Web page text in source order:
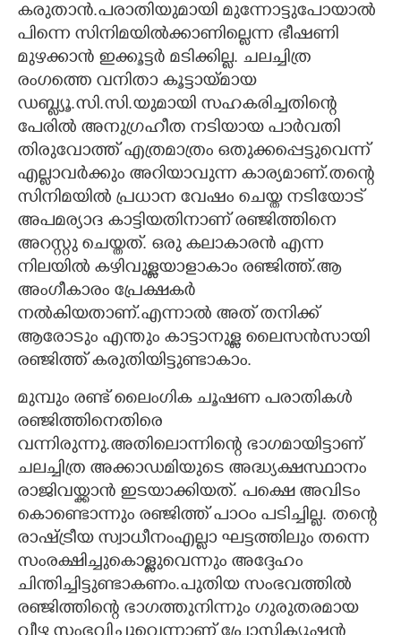
കരുതാൻ.പരാതിയുമായി മുന്നോട്ടുപോയാൽ
പിന്നെ സിനിമയിൽക്കാണില്ലെന്ന ഭീഷണി
മുഴക്കാൻ ഇക്കൂട്ടർ മടിക്കില്ല. ചലച്ചിത്ര
രംഗത്തെ വനിതാ കൂട്ടായ്മായ
ഡബ്ള്യൂ.സി.സി.യുമായി സഹകരിച്ചതിന്റെ
പേരിൽ അനുഗ്രഹീത നടിയായ പാർവതി
തിരുവോത്ത് എത്രമാത്രം ഒതുക്കപ്പെട്ടുവെന്ന്
എല്ലാവർക്കും അറിയാവുന്ന കാര്യമാണ്.തന്റെ
സിനിമയിൽ പ്രധാന വേഷം ചെയ്ത നടിയോട്
അപമര്യാദ കാട്ടിയതിനാണ് രഞ്ജിത്തിനെ
അറസ്റ്റു ചെയ്തത്. ഒരു കലാകാരൻ എന്ന
നിലയിൽ കഴിവുള്ളയാളാകാം രഞ്ജിത്ത്.ആ
അംഗീകാരം പ്രേക്ഷകർ
നൽകിയതാണ്.എന്നാൽ അത് തനിക്ക്
ആരോടും എന്തും കാട്ടാനുള്ള ലൈസൻസായി
രഞ്ജിത്ത് കരുതിയിട്ടുണ്ടാകാം.
മുമ്പും രണ്ട് ലൈംഗിക ചൂഷണ പരാതികൾ
രഞ്ജിത്തിനെതിരെ
വന്നിരുന്നു.അതിലൊന്നിന്റെ ഭാഗമായിട്ടാണ്
ചലച്ചിത്ര അക്കാഡമിയുടെ അദ്ധ്യക്ഷസ്ഥാനം
രാജിവയ്ക്കാൻ ഇടയാക്കിയത്. പക്ഷെ അവിടം
കൊണ്ടൊന്നും രഞ്ജിത്ത് പാഠം പടിച്ചില്ല. തന്റെ
രാഷ്ട്രീയ സ്വാധീനംഎല്ലാ ഘട്ടത്തിലും തന്നെ
സംരക്ഷിച്ചുകൊള്ളുവെന്നും അദ്ദേഹം
ചിന്തിച്ചിട്ടുണ്ടാകണം.പുതിയ സംഭവത്തിൽ
രഞ്ജിത്തിന്റെ ഭാഗത്തുനിന്നും ഗുരുതരമായ